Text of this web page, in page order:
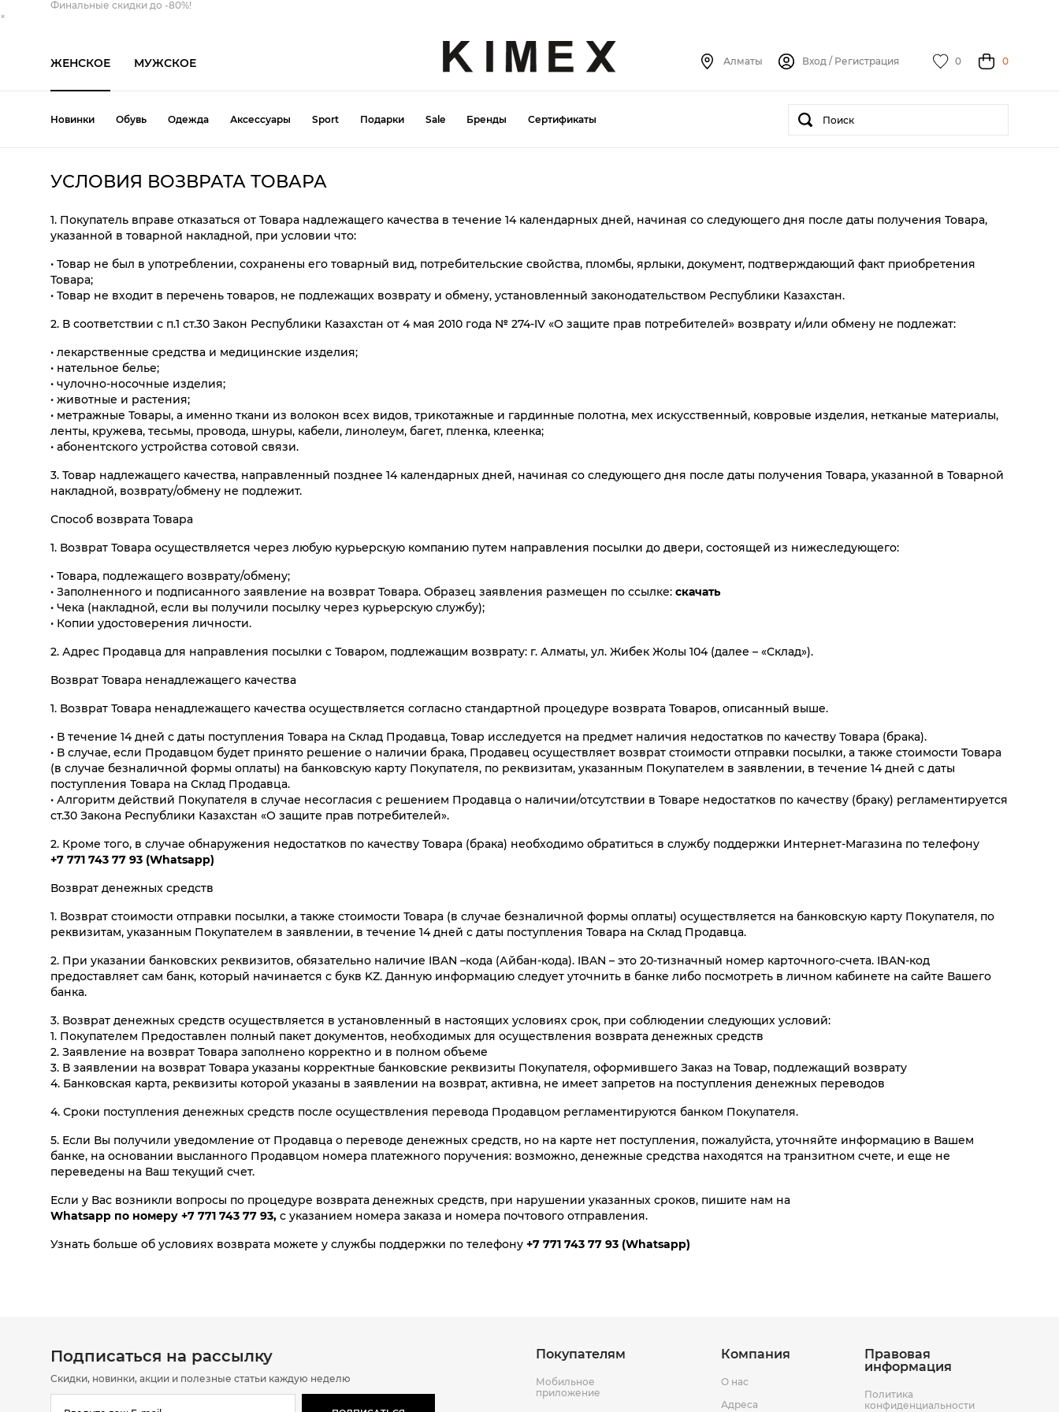
Финальные скидки до -80%!
×
ЖЕНСКОЕ МУЖСКОЕ Алматы Вход / Регистрация 0 0
Новинки Обувь
Босоножки
Дутыши
Кеды
Кроссовки
Лоферы
Мокасины
Мюли
Пантолеты
Слипоны
Угги
Эспадрильи
Все категории
Loretta Very
Marco Tozzi
Rieker
Keys
Thomas Graf
-70%
-70%
NEW
Одежда
Брюки
Джинсы
Жилет
Кардиган
Куртка
Лонгслив
Платье
Пуловер
Свитшот
Футболка
Юбка
Все категории
Loretta Very
Paradise
TY Alyssa
OSLS
Shark Force
-60%
27 990 ₸ 11 195 ₸
Купить
-80%
NEW
Аксессуары
Кепка
Косметичка
Кошелек
Панама
Перчатки
Платок
Портмоне
Ремень
Шапка
Все категории
Thomas Graf
BB Accessories
Marco Tozzi
Caprice
NEOMOOD
-60%
32 990 ₸ 13 195 ₸
Купить
-60%
NEW
Sport Подарки Sale Бренды Сертификаты
УСЛОВИЯ ВОЗВРАТА ТОВАРА
1. Покупатель вправе отказаться от Товара надлежащего качества в течение 14 календарных дней, начиная со следующего дня после даты получения Товара,
указанной в товарной накладной, при условии что:
• Товар не был в употреблении, сохранены его товарный вид, потребительские свойства, пломбы, ярлыки, документ, подтверждающий факт приобретения
Товара;
• Товар не входит в перечень товаров, не подлежащих возврату и обмену, установленный законодательством Республики Казахстан.
2. В соответствии с п.1 ст.30 Закон Республики Казахстан от 4 мая 2010 года № 274-IV «О защите прав потребителей» возврату и/или обмену не подлежат:
• лекарственные средства и медицинские изделия;
• нательное белье;
• чулочно-носочные изделия;
• животные и растения;
• метражные Товары, а именно ткани из волокон всех видов, трикотажные и гардинные полотна, мех искусственный, ковровые изделия, нетканые материалы,
ленты, кружева, тесьмы, провода, шнуры, кабели, линолеум, багет, пленка, клеенка;
• абонентского устройства сотовой связи.
3. Товар надлежащего качества, направленный позднее 14 календарных дней, начиная со следующего дня после даты получения Товара, указанной в Товарной
накладной, возврату/обмену не подлежит.
Способ возврата Товара
1. Возврат Товара осуществляется через любую курьерскую компанию путем направления посылки до двери, состоящей из нижеследующего:
• Товара, подлежащего возврату/обмену;
• Заполненного и подписанного заявление на возврат Товара. Образец заявления размещен по ссылке: скачать
• Чека (накладной, если вы получили посылку через курьерскую службу);
• Копии удостоверения личности.
2. Адрес Продавца для направления посылки с Товаром, подлежащим возврату: г. Алматы, ул. Жибек Жолы 104 (далее – «Склад»).
Возврат Товара ненадлежащего качества
1. Возврат Товара ненадлежащего качества осуществляется согласно стандартной процедуре возврата Товаров, описанный выше.
• В течение 14 дней с даты поступления Товара на Склад Продавца, Товар исследуется на предмет наличия недостатков по качеству Товара (брака).
• В случае, если Продавцом будет принято решение о наличии брака, Продавец осуществляет возврат стоимости отправки посылки, а также стоимости Товара
(в случае безналичной формы оплаты) на банковскую карту Покупателя, по реквизитам, указанным Покупателем в заявлении, в течение 14 дней с даты
поступления Товара на Склад Продавца.
• Алгоритм действий Покупателя в случае несогласия с решением Продавца о наличии/отсутствии в Товаре недостатков по качеству (браку) регламентируется
ст.30 Закона Республики Казахстан «О защите прав потребителей».
2. Кроме того, в случае обнаружения недостатков по качеству Товара (брака) необходимо обратиться в службу поддержки Интернет-Магазина по телефону
+7 771 743 77 93 (Whatsapp)
Возврат денежных средств
1. Возврат стоимости отправки посылки, а также стоимости Товара (в случае безналичной формы оплаты) осуществляется на банковскую карту Покупателя, по
реквизитам, указанным Покупателем в заявлении, в течение 14 дней с даты поступления Товара на Склад Продавца.
2. При указании банковских реквизитов, обязательно наличие IBAN –кода (Айбан-кода). IBAN – это 20-тизначный номер карточного-счета. IBAN-код
предоставляет сам банк, который начинается с букв KZ. Данную информацию следует уточнить в банке либо посмотреть в личном кабинете на сайте Вашего
банка.
3. Возврат денежных средств осуществляется в установленный в настоящих условиях срок, при соблюдении следующих условий:
1. Покупателем Предоставлен полный пакет документов, необходимых для осуществления возврата денежных средств
2. Заявление на возврат Товара заполнено корректно и в полном объеме
3. В заявлении на возврат Товара указаны корректные банковские реквизиты Покупателя, оформившего Заказ на Товар, подлежащий возврату
4. Банковская карта, реквизиты которой указаны в заявлении на возврат, активна, не имеет запретов на поступления денежных переводов
4. Сроки поступления денежных средств после осуществления перевода Продавцом регламентируются банком Покупателя.
5. Если Вы получили уведомление от Продавца о переводе денежных средств, но на карте нет поступления, пожалуйста, уточняйте информацию в Вашем
банке, на основании высланного Продавцом номера платежного поручения: возможно, денежные средства находятся на транзитном счете, и еще не
переведены на Ваш текущий счет.
Если у Вас возникли вопросы по процедуре возврата денежных средств, при нарушении указанных сроков, пишите нам на
Whatsapp по номеру +7 771 743 77 93, с указанием номера заказа и номера почтового отправления.
Узнать больше об условиях возврата можете у службы поддержки по телефону +7 771 743 77 93 (Whatsapp)
Подписаться на рассылку
Скидки, новинки, акции и полезные статьи каждую неделю
Покупателям
Мобильное
приложение
Компания
О нас
Адреса
Правовая
информация
Политика
конфиденциальности